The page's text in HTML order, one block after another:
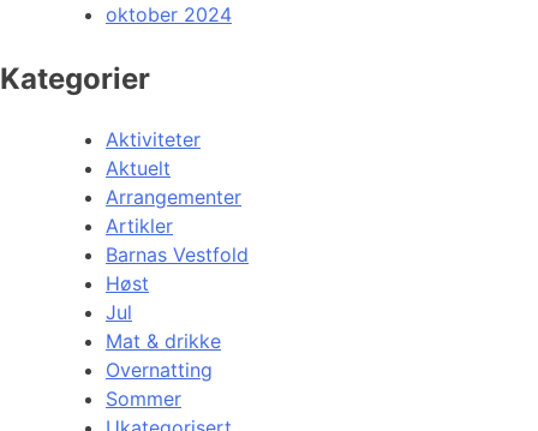
oktober 2024
Kategorier
Aktiviteter
Aktuelt
Arrangementer
Artikler
Barnas Vestfold
Høst
Jul
Mat & drikke
Overnatting
Sommer